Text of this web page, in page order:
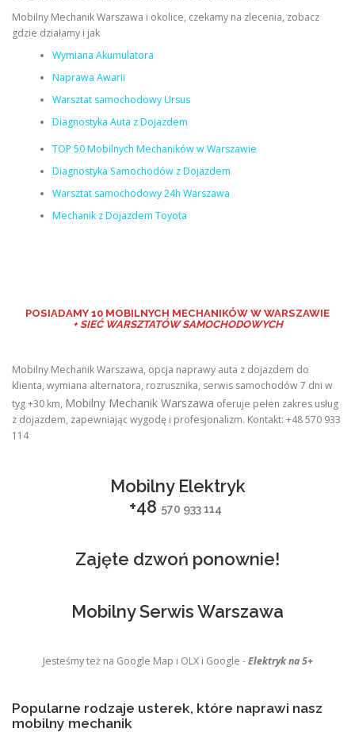
Mobilny Mechanik Warszawa i okolice, czekamy na zlecenia, zobacz
gdzie działamy i jak
Wymiana Akumulatora
Naprawa Awarii
Warsztat samochodowy Ursus
Diagnostyka Auta z Dojazdem
TOP 50 Mobilnych Mechaników w Warszawie
Diagnostyka Samochodów z Dojazdem
Warsztat samochodowy 24h Warszawa
Mechanik z Dojazdem Toyota
POSIADAMY 10 MOBILNYCH MECHANIKÓW W WARSZAWIE
+ SIEĆ WARSZTATÓW SAMOCHODOWYCH
Mobilny Mechanik Warszawa, opcja naprawy auta z dojazdem do
klienta, wymiana alternatora, rozrusznika, serwis samochodów 7 dni w
tyg +30 km, Mobilny Mechanik Warszawa oferuje pełen zakres usług
z dojazdem, zapewniając wygodę i profesjonalizm. Kontakt: +48 570 933
114
Mobilny Elektryk
+48 570 933 114
Zajęte dzwoń ponownie!
Mobilny Serwis Warszawa
Jesteśmy też na Google Map i OLX i Google -Elektryk na 5+
Popularne rodzaje usterek, które naprawi nasz
mobilny mechanik